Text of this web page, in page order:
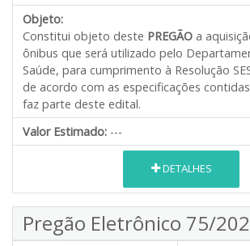
Objeto:
Constitui objeto deste PREGÃO a
ônibus que será utilizado pelo
Saúde, para cumprimento à Resolução
de acordo com as especificações
faz parte deste edital.
Valor Estimado: ---
DETALHES
Pregão Eletrônico 75/